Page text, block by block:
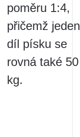
poměru 1:4,
přičemž jeden
díl písku se
rovná také 50
kg.